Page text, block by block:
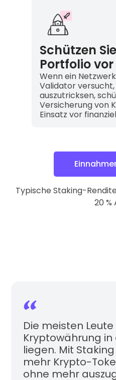
Schützen
Portfolio
Wenn ein
Validator
auszutricksen,
Versicherung von
Einsatz vor
Typische Staking-
20 %
Die meisten
Kryptowährung
liegen. Mit
mehr Krypto-
ohne mehr
Ich verstehe, dass ich mich